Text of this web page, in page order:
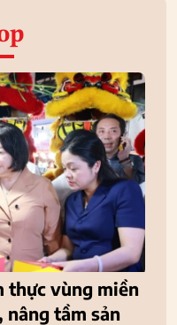
thực vùng miền
tầm sản